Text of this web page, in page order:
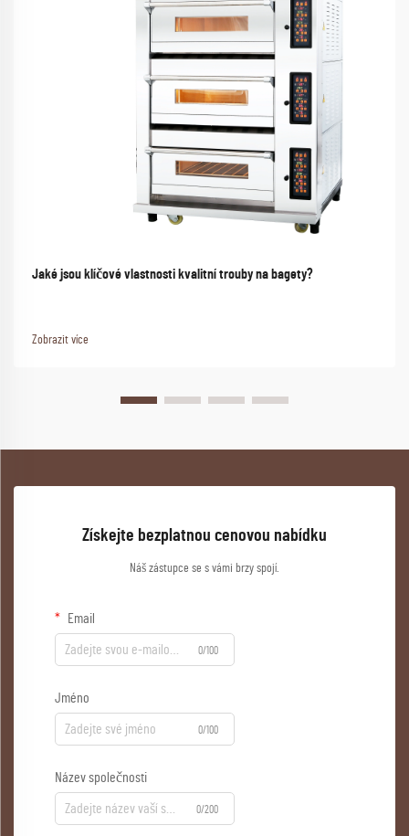
Jaké jsou klíčové vlastnosti kvalitní trouby na bagety?
Zobrazit více
Získejte bezplatnou cenovou nabídku
Náš zástupce se s vámi brzy spojí.
Email
0/100
Jméno
0/100
Název společnosti
0/200